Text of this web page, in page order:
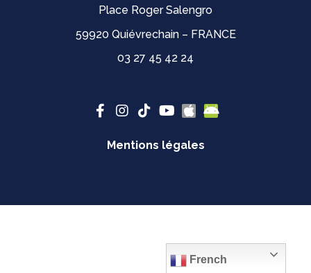
Place Roger Salengro
59920 Quiévrechain – FRANCE
03 27 45 42 24
Mentions légales
French